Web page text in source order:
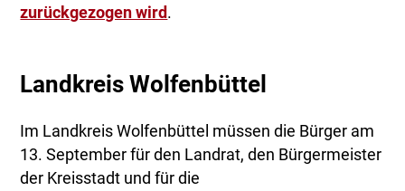
zurückgezogen wird .
Landkreis Wolfenbüttel
Im Landkreis Wolfenbüttel müssen die Bürger am
13. September für den Landrat, den Bürgermeister
der Kreisstadt und für die